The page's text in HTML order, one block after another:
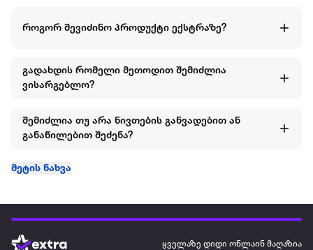
როგორ შევიძინო პროდუქტი ექსტრაზე?
გადახდის რომელი მეთოდით შემიძლია
ვისარგებლო?
შემიძლია თუ არა ნივთების განვადებით ან
განაწილებით შეძენა?
მეტის ნახვა
ყველაზე დიდი ონლაინ მაღაზია